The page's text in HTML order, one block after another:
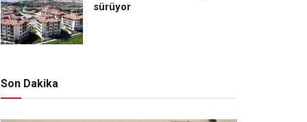
sürüyor
Son Dakika